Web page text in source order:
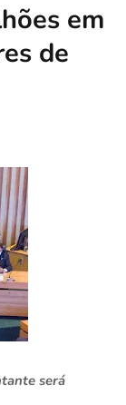
em
de
será